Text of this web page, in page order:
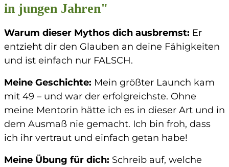
in jungen Jahren"
Warum dieser Mythos dich ausbremst: Er
entzieht dir den Glauben an deine Fähigkeiten
und ist einfach nur FALSCH.
Meine Geschichte: Mein größter Launch kam
mit 49 – und war der erfolgreichste. Ohne
meine Mentorin hätte ich es in dieser Art und in
dem Ausmaß nie gemacht. Ich bin froh, dass
ich ihr vertraut und einfach getan habe!
Meine Übung für dich: Schreib auf, welche